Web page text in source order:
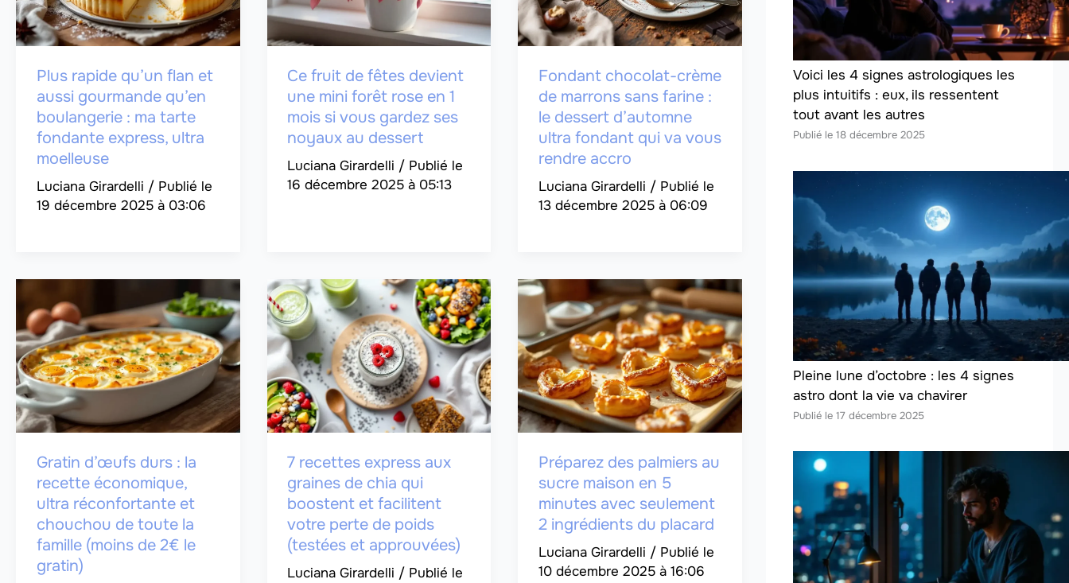
Plus rapide qu’un flan et
aussi gourmande qu’en
boulangerie : ma tarte
fondante express, ultra
moelleuse
Luciana Girardelli /
19 décembre 2025 à 03:06
Ce fruit de fêtes devient
une mini forêt rose en 1
mois si vous gardez ses
noyaux au dessert
Luciana Girardelli /
16 décembre 2025 à 05:13
Fondant chocolat-crème
de marrons sans farine :
le dessert d’automne
ultra fondant qui va vous
rendre accro
Luciana Girardelli /
13 décembre 2025 à 06:09
Gratin d’œufs durs : la
recette économique,
ultra réconfortante et
chouchou de toute la
famille (moins de 2€ le
gratin)
7 recettes express aux
graines de chia qui
boostent et facilitent
votre perte de poids
(testées et approuvées)
Luciana Girardelli /
Préparez des palmiers au
sucre maison en 5
minutes avec seulement
2 ingrédients du placard
Luciana Girardelli /
10 décembre 2025 à 16:06
Voici les 4 signes astrologiques les
plus intuitifs : eux, ils ressentent
tout avant les autres
18 décembre 2025
Pleine lune d’octobre : les 4 signes
astro dont la vie va chavirer
17 décembre 2025